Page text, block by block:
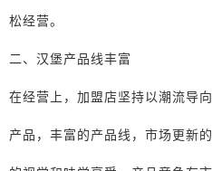
松经营。
二、汉堡产品线丰富
在经营上，加盟店坚持以潮流导
产品，丰富的产品线，市场更新